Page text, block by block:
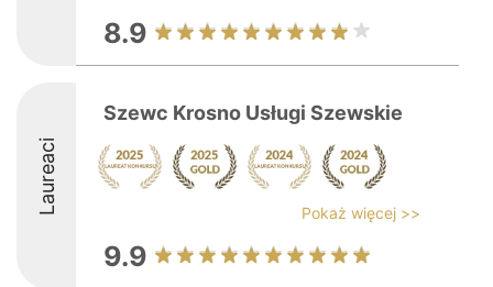
8.9
Laureaci
Szewc Krosno Usługi Szewskie
Pokaż więcej >>
9.9